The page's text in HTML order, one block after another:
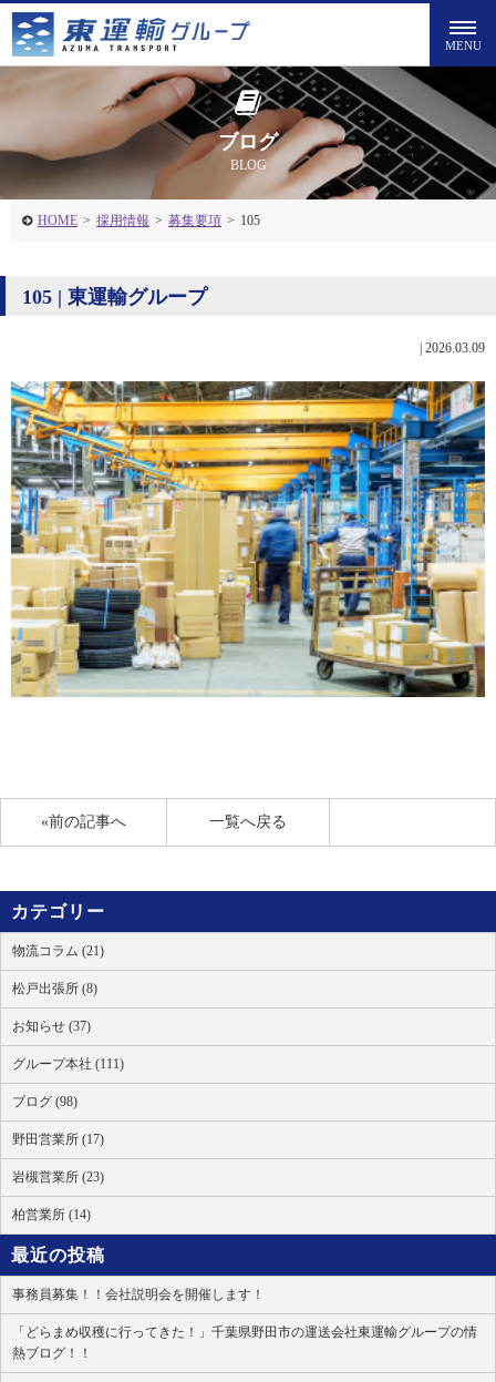
ブログ
BLOG
HOME > 採用情報 > 募集要項 > 105
105 | 東運輸グループ
2026.03.09
«前の記事へ 一覧へ戻る
カテゴリー
物流コラム (21)
松戸出張所 (8)
お知らせ (37)
グループ本社 (111)
ブログ (98)
野田営業所 (17)
岩槻営業所 (23)
柏営業所 (14)
最近の投稿
事務員募集！！会社説明会を開催します！
「どらまめ収穫に行ってきた！」千葉県野田市の運送会社東運輸グループの情
熱ブログ！！